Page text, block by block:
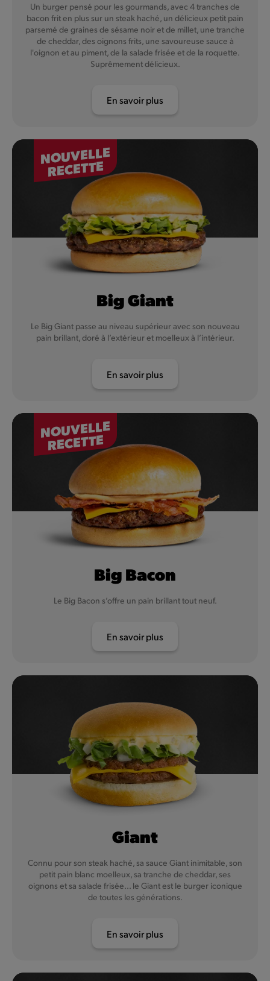
Un burger pensé pour les gourmands, avec 4 tranches de
bacon frit en plus sur un steak haché, un délicieux petit pain
parsemé de graines de sésame noir et de millet, une tranche
de cheddar, des oignons frits, une savoureuse sauce à
l'oignon et au piment, de la salade frisée et de la roquette.
Suprêmement délicieux.
En savoir plus
NOUVELLE
RECETTE
Big Giant
Le Big Giant passe au niveau supérieur avec son nouveau
pain brillant, doré à l’extérieur et moelleux à l’intérieur.
En savoir plus
NOUVELLE
RECETTE
Big Bacon
Le Big Bacon s’offre un pain brillant tout neuf.
En savoir plus
Giant
Connu pour son steak haché, sa sauce Giant inimitable, son
petit pain blanc moelleux, sa tranche de cheddar, ses
oignons et sa salade frisée... le Giant est le burger iconique
de toutes les générations.
En savoir plus